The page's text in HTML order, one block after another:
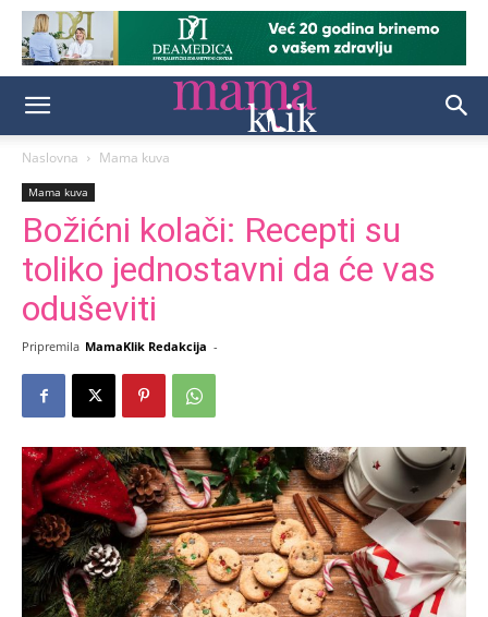
Naslovna Mama kuva
Mama kuva
Božićni kolači: Recepti su
toliko jednostavni da će vas
oduševiti
Pripremila MamaKlik Redakcija -